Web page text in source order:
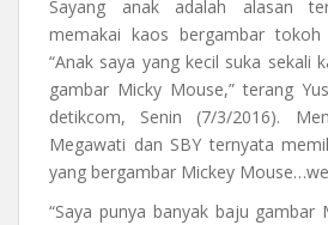
Sayang anak adalah alasan
memakai kaos bergambar
“Anak saya yang kecil suka sekali
gambar Micky Mouse,” terang
detikcom, Senin (7/3/2016).
Megawati dan SBY ternyata
yang bergambar Mickey
“Saya punya banyak baju gambar